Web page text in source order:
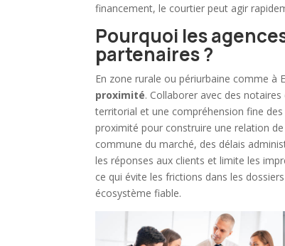
financement, le courtier peut agir
Pourquoi les
partenaires ?
En zone rurale ou périurbaine comme à
proximité. Collaborer avec des
territorial et une compréhension fine des
proximité pour construire une relation
commune du marché, des délais
les réponses aux clients et limite les
ce qui évite les frictions dans les
écosystème fiable.